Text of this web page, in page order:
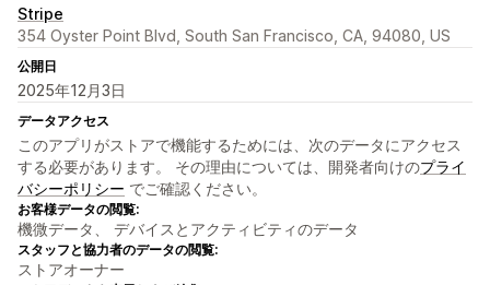
Stripe
354 Oyster Point Blvd, South San Francisco, CA, 94080, US
公開日
2025年12月3日
データアクセス
このアプリがストアで機能するためには、次のデータにアクセス
する必要があります。 その理由については、開発者向けのプライ
バシーポリシー でご確認ください。
お客様データの閲覧:
機微データ、 デバイスとアクティビティのデータ
スタッフと協力者のデータの閲覧:
ストアオーナー